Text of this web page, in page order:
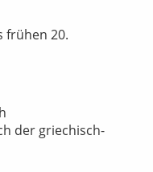
frühen 20.
der griechisch-